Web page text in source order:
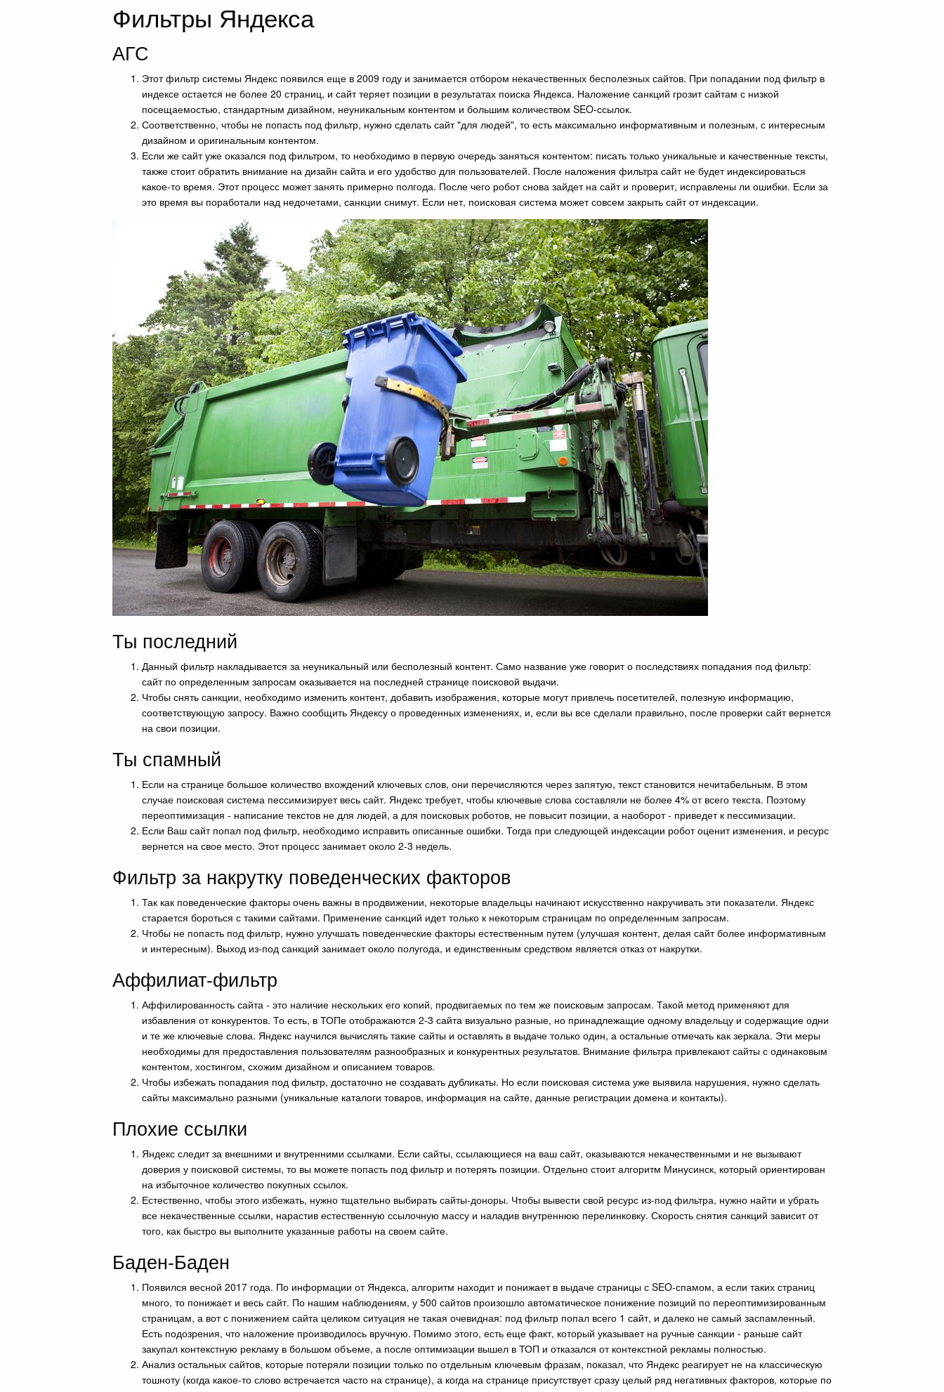
Фильтры Яндекса
АГС
Этот фильтр системы Яндекс появился еще в 2009 году и занимается отбором некачественных бесполезных сайтов. При попадании под фильтр в
индексе остается не более 20 страниц, и сайт теряет позиции в результатах поиска Яндекса. Наложение санкций грозит сайтам с низкой
посещаемостью, стандартным дизайном, неуникальным контентом и большим количеством SEO-ссылок.
Соответственно, чтобы не попасть под фильтр, нужно сделать сайт "для людей", то есть максимально информативным и полезным, с интересным
дизайном и оригинальным контентом.
Если же сайт уже оказался под фильтром, то необходимо в первую очередь заняться контентом: писать только уникальные и качественные тексты,
также стоит обратить внимание на дизайн сайта и его удобство для пользователей. После наложения фильтра сайт не будет индексироваться
какое-то время. Этот процесс может занять примерно полгода. После чего робот снова зайдет на сайт и проверит, исправлены ли ошибки. Если за
это время вы поработали над недочетами, санкции снимут. Если нет, поисковая система может совсем закрыть сайт от индексации.
Ты последний
Данный фильтр накладывается за неуникальный или бесполезный контент. Само название уже говорит о последствиях попадания под фильтр:
сайт по определенным запросам оказывается на последней странице поисковой выдачи.
Чтобы снять санкции, необходимо изменить контент, добавить изображения, которые могут привлечь посетителей, полезную информацию,
соответствующую запросу. Важно сообщить Яндексу о проведенных изменениях, и, если вы все сделали правильно, после проверки сайт вернется
на свои позиции.
Ты спамный
Если на странице большое количество вхождений ключевых слов, они перечисляются через запятую, текст становится нечитабельным. В этом
случае поисковая система пессимизирует весь сайт. Яндекс требует, чтобы ключевые слова составляли не более 4% от всего текста. Поэтому
переоптимизация - написание текстов не для людей, а для поисковых роботов, не повысит позиции, а наоборот - приведет к пессимизации.
Если Ваш сайт попал под фильтр, необходимо исправить описанные ошибки. Тогда при следующей индексации робот оценит изменения, и ресурс
вернется на свое место. Этот процесс занимает около 2-3 недель.
Фильтр за накрутку поведенческих факторов
Так как поведенческие факторы очень важны в продвижении, некоторые владельцы начинают искусственно накручивать эти показатели. Яндекс
старается бороться с такими сайтами. Применение санкций идет только к некоторым страницам по определенным запросам.
Чтобы не попасть под фильтр, нужно улучшать поведенческие факторы естественным путем (улучшая контент, делая сайт более информативным
и интересным). Выход из-под санкций занимает около полугода, и единственным средством является отказ от накрутки.
Аффилиат-фильтр
Аффилированность сайта - это наличие нескольких его копий, продвигаемых по тем же поисковым запросам. Такой метод применяют для
избавления от конкурентов. То есть, в ТОПе отображаются 2-3 сайта визуально разные, но принадлежащие одному владельцу и содержащие одни
и те же ключевые слова. Яндекс научился вычислять такие сайты и оставлять в выдаче только один, а остальные отмечать как зеркала. Эти меры
необходимы для предоставления пользователям разнообразных и конкурентных результатов. Внимание фильтра привлекают сайты с одинаковым
контентом, хостингом, схожим дизайном и описанием товаров.
Чтобы избежать попадания под фильтр, достаточно не создавать дубликаты. Но если поисковая система уже выявила нарушения, нужно сделать
сайты максимально разными (уникальные каталоги товаров, информация на сайте, данные регистрации домена и контакты).
Плохие ссылки
Яндекс следит за внешними и внутренними ссылками. Если сайты, ссылающиеся на ваш сайт, оказываются некачественными и не вызывают
доверия у поисковой системы, то вы можете попасть под фильтр и потерять позиции. Отдельно стоит алгоритм Минусинск, который ориентирован
на избыточное количество покупных ссылок.
Естественно, чтобы этого избежать, нужно тщательно выбирать сайты-доноры. Чтобы вывести свой ресурс из-под фильтра, нужно найти и убрать
все некачественные ссылки, нарастив естественную ссылочную массу и наладив внутреннюю перелинковку. Скорость снятия санкций зависит от
того, как быстро вы выполните указанные работы на своем сайте.
Баден-Баден
Появился весной 2017 года. По информации от Яндекса, алгоритм находит и понижает в выдаче страницы с SEO-спамом, а если таких страниц
много, то понижает и весь сайт. По нашим наблюдениям, у 500 сайтов произошло автоматическое понижение позиций по переоптимизированным
страницам, а вот с понижением сайта целиком ситуация не такая очевидная: под фильтр попал всего 1 сайт, и далеко не самый заспамленный.
Есть подозрения, что наложение производилось вручную. Помимо этого, есть еще факт, который указывает на ручные санкции - раньше сайт
закупал контекстную рекламу в большом объеме, а после оптимизации вышел в ТОП и отказался от контекстной рекламы полностью.
Анализ остальных сайтов, которые потеряли позиции только по отдельным ключевым фразам, показал, что Яндекс реагирует не на классическую
тошноту (когда какое-то слово встречается часто на странице), а когда на странице присутствует сразу целый ряд негативных факторов, которые по